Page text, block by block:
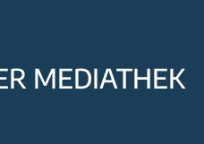
MEDIATHEK